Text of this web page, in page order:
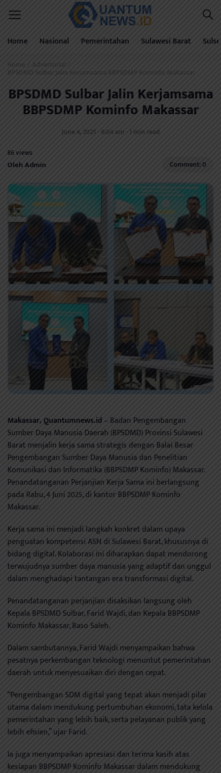
Home Nasional Pemerintahan Sulawesi Barat
Home / Advertorial /
BPSDMD Sulbar Jalin Kerjamsama BBPSDMP Kominfo Makassar
BPSDMD Sulbar Jalin Kerjamsama
BBPSDMP Kominfo Makassar
June 4, 2025 - 6:04 am - 1 min read
86 views
Oleh Admin Comment: 0
Makassar, Quantumnews.id – Badan Pengembangan
Sumber Daya Manusia Daerah (BPSDMD) Provinsi Sulawesi
Barat menjalin kerja sama strategis dengan Balai Besar
Pengembangan Sumber Daya Manusia dan Penelitian
Komunikasi dan Informatika (BBPSDMP Kominfo) Makassar.
Penandatanganan Perjanjian Kerja Sama ini berlangsung
pada Rabu, 4 Juni 2025, di kantor BBPSDMP Kominfo
Makassar.
Kerja sama ini menjadi langkah konkret dalam upaya
penguatan kompetensi ASN di Sulawesi Barat, khususnya di
bidang digital. Kolaborasi ini diharapkan dapat mendorong
terwujudnya sumber daya manusia yang adaptif dan unggul
dalam menghadapi tantangan era transformasi digital.
Penandatanganan perjanjian disaksikan langsung oleh
Kepala BPSDMD Sulbar, Farid Wajdi, dan Kepala BBPSDMP
Kominfo Makassar, Baso Saleh.
Dalam sambutannya, Farid Wajdi menyampaikan bahwa
pesatnya perkembangan teknologi menuntut pemerintahan
daerah untuk menyesuaikan diri dengan cepat.
“Pengembangan SDM digital yang tepat akan menjadi pilar
utama dalam mendukung pertumbuhan ekonomi, tata kelola
pemerintahan yang lebih baik, serta pelayanan publik yang
lebih efisien,” ujar Farid.
Ia juga menyampaikan apresiasi dan terima kasih atas
kesiapan BBPSDMP Kominfo Makassar dalam mendukung